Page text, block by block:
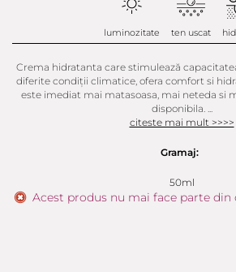
luminozitate ten uscat
Crema hidratanta care stimulează
diferite condiții climatice, ofera comfort si
este imediat mai matasoasa, mai neteda si
disponibila. ...
citeste mai mult >>>>
Gramaj:
50ml
Acest produs nu mai face parte din